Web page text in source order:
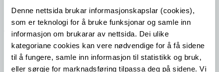
Denne nettsida brukar informasjonskapslar (cookies),
som er teknologi for å bruke funksjonar og samle inn
informasjon om brukarar av nettsida. Dei ulike
kategoriane cookies kan vere nødvendige for å få sidene
til å fungere, samle inn informasjon til statistikk og bruk,
eller sørgje for marknadsføring tilpassa deg på sidene. Vi
Aktuelle saker